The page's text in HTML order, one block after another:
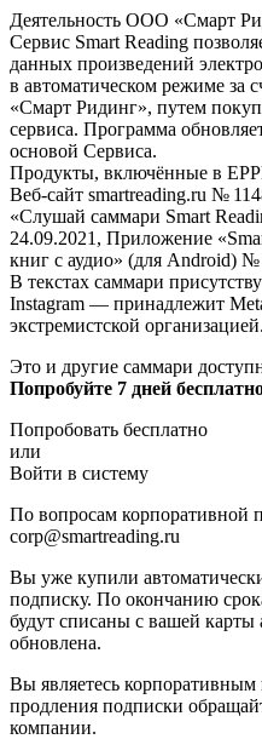
Деятельность ООО «Смарт
Сервис Smart Reading
данных произведений
в автоматическом режиме за
«Смарт Ридинг», путем
сервиса. Программа
основой Сервиса.
Продукты, включённые в
Веб-сайт smartreading.ru №
«Слушай саммари Smart
24.09.2021, Приложение
книг с аудио» (для Android) №
В текстах саммари
Instagram — принадлежит
экстремистской организацией.
Это и другие саммари
Попробуйте 7 дней
Попробовать бесплатно
или
Войти в систему
По вопросам корпоративной
corp@smartreading.ru
Вы уже купили
подписку. По окончанию
будут списаны с вашей карты
обновлена.
Вы являетесь
продления подписки
компании.